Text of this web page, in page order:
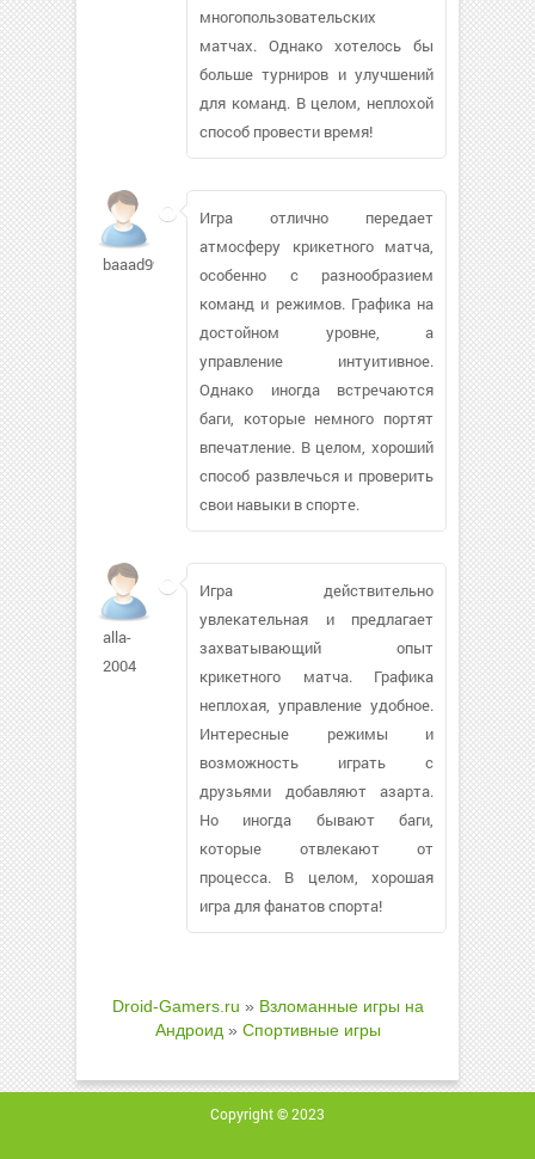
многопользовательских
матчах. Однако хотелось бы
больше турниров и улучшений
для команд. В целом, неплохой
способ провести время!
baaad999886
Игра отлично передает
атмосферу крикетного матча,
особенно с разнообразием
команд и режимов. Графика на
достойном уровне, а
управление интуитивное.
Однако иногда встречаются
баги, которые немного портят
впечатление. В целом, хороший
способ развлечься и проверить
свои навыки в спорте.
alla-
2004
Игра действительно
увлекательная и предлагает
захватывающий опыт
крикетного матча. Графика
неплохая, управление удобное.
Интересные режимы и
возможность играть с
друзьями добавляют азарта.
Но иногда бывают баги,
которые отвлекают от
процесса. В целом, хорошая
игра для фанатов спорта!
Droid-Gamers.ru » Взломанные игры на
Андроид » Спортивные игры
Copyright © 2023